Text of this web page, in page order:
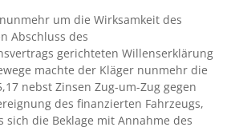
um die Wirksamkeit des
Abschluss des
gerichteten Willenserklärung
machte der Kläger nunmehr die
nebst Zinsen Zug-um-Zug gegen
des finanzierten Fahrzeugs,
sich die Beklage mit Annahme des